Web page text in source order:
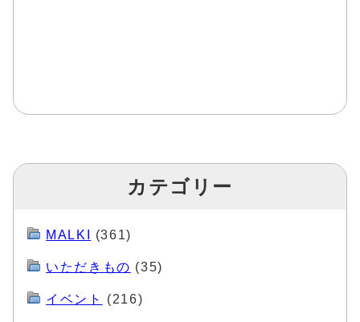
カテゴリー
MALKI (361)
いただきもの (35)
イベント (216)